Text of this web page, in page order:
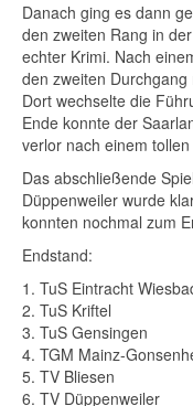
Danach ging es dann
den zweiten Rang in
echter Krimi. Nach
den zweiten
Dort wechselte die
Ende konnte der
verlor nach einem
Das abschließende
Düppenweiler wurde
konnten nochmal zum
Endstand:
1. TuS Eintracht
2. TuS Kriftel
3. TuS Gensingen
4. TGM Mainz-
5. TV Bliesen
6. TV Düppenweiler